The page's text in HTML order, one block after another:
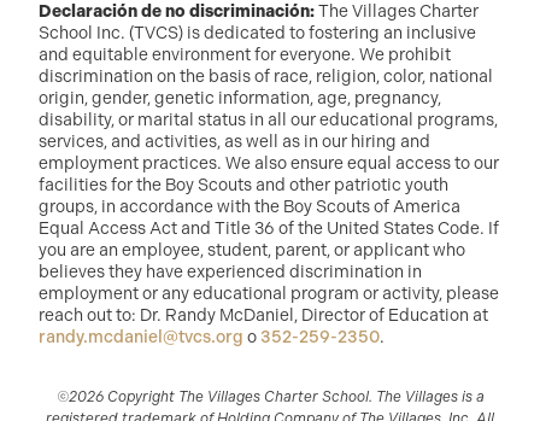
Declaración de no discriminación:The Villages Charter
School Inc. (TVCS) is dedicated to fostering an inclusive
and equitable environment for everyone. We prohibit
discrimination on the basis of race, religion, color, national
origin, gender, genetic information, age, pregnancy,
disability, or marital status in all our educational programs,
services, and activities, as well as in our hiring and
employment practices. We also ensure equal access to our
facilities for the Boy Scouts and other patriotic youth
groups, in accordance with the Boy Scouts of America
Equal Access Act and Title 36 of the United States Code. If
you are an employee, student, parent, or applicant who
believes they have experienced discrimination in
employment or any educational program or activity, please
reach out to: Dr. Randy McDaniel, Director of Education at
randy.mcdaniel@tvcs.org o 352-259-2350.
©2026 Copyright The Villages Charter School. The Villages is a